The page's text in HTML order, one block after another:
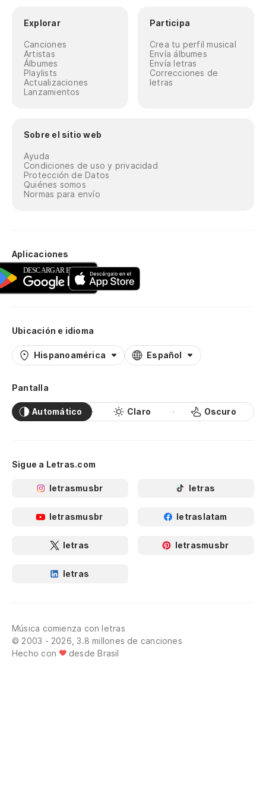
Explorar
Canciones
Artistas
Álbumes
Playlists
Actualizaciones
Lanzamientos
Participa
Crea tu perfil musical
Envía álbumes
Envía letras
Correcciones de
letras
Sobre el sitio web
Ayuda
Condiciones de uso y privacidad
Protección de Datos
Quiénes somos
Normas para envío
Aplicaciones
Ubicación e idioma
Hispanoamérica Español
Pantalla
Automático Claro Oscuro
Sigue a Letras.com
letrasmusbr letras
letrasmusbr letraslatam
letras letrasmusbr
letras
Música comienza con letras
© 2003 - 2026, 3.8 millones de canciones
Hecho con
desde Brasil